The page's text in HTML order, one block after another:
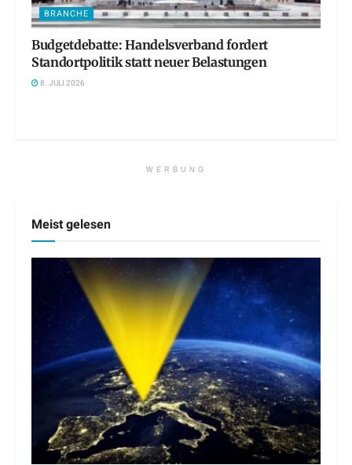
BRANCHE
Budgetdebatte: Handelsverband fordert
Standortpolitik statt neuer Belastungen
8. JULI 2026
WERBUNG
Meist gelesen